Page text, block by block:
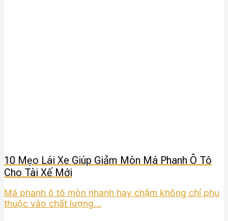
10 Mẹo Lái Xe Giúp Giảm Mòn Má Phanh Ô Tô
Cho Tài Xế Mới
Má phanh ô tô mòn nhanh hay chậm không chỉ phụ
thuộc vào chất lượng...